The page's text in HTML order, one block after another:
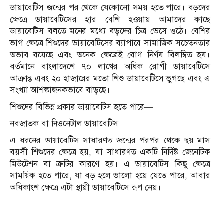
ডায়াবেটিস জন্মের পর থেকে যেকোনো সময় হতে পারে। বড়দের
ক্ষেত্রে ডায়াবেটিসের হার বেশি হওয়ায় আমাদের কাছে
ডায়াবেটিস বলতে মনের মধ্যে বড়দের চিত্র ভেসে ওঠে। বেশির
ভাগ ক্ষেত্রে শিশুদের ডায়াবেটিসের ব্যাপারে সামাজিক সচেতনতার
অভাব রয়েছে এবং অনেক ক্ষেত্রেই রোগ নির্ণয় বিলম্বিত হয়।
বর্তমানে বাংলাদেশে ৭০ লাখের অধিক রোগী ডায়াবেটিসে
আক্রান্ত এবং ২০ হাজারের মতো শিশু ডায়াবেটিসে ভুগছে এবং এ
সংখ্যা আশঙ্কাজনকভাবে বাড়ছে।
শিশুদের বিভিন্ন প্রকার ডায়াবেটিস হতে পারে—
নবজাতক বা নিওনেটাল ডায়াবেটিস
এ ধরনের ডায়াবেটিস সাধারণত জন্মের পরপর থেকে ছয় মাস
বয়সী শিশুদের ক্ষেত্রে হয়, যা সাধারণত একটি নির্দিষ্ট জেনেটিক
মিউটেশন বা ত্রুটির কারণে হয়। এ ডায়াবেটিস কিছু ক্ষেত্রে
সাময়িক হতে পারে, যা বড় হলে ভালো হয়ে যেতে পারে, আবার
অধিকাংশ ক্ষেত্রে এটা স্থায়ী ডায়াবেটিসে রূপ নেয়।